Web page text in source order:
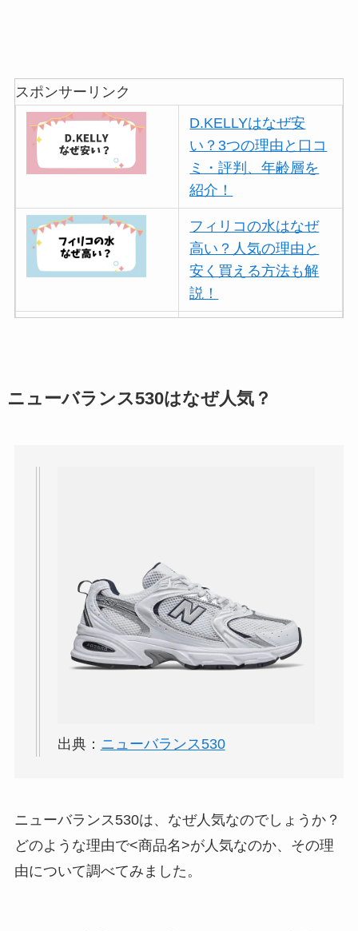
スポンサーリンク
D.KELLYはなぜ安
い？3つの理由と口コ
ミ・評判、年齢層を
紹介！
フィリコの水はなぜ
高い？人気の理由と
安く買える方法も解
説！
を紹介！
理由は？3つの理由と
口コミ・評判を紹
介！
想夫恋はなぜ高い？
アレクサンドルドゥ
方法も解説！
クレ・ド・ポー ボー
ニューバランス530はなぜ人気？
出典： ニューバランス530
ニューバランス530は、なぜ人気なのでしょうか？
どのような理由で<商品名>が人気なのか、その理
由について調べてみました。